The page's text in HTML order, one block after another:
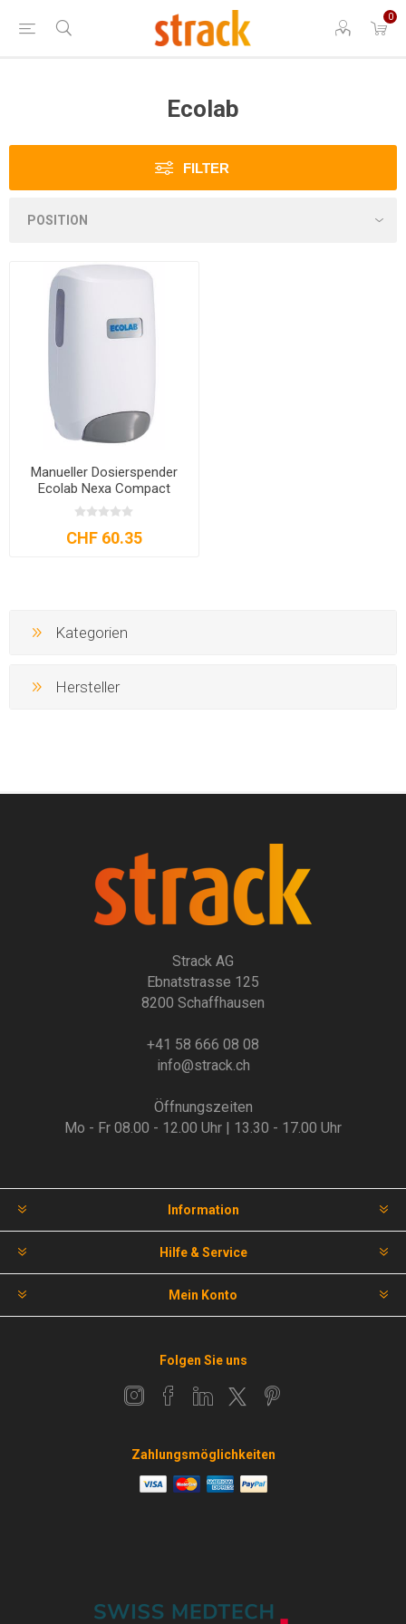
0
Ecolab
FILTER
Manueller Dosierspender
Ecolab Nexa Compact
CHF 60.35
Kategorien
Hersteller
Strack AG
Ebnatstrasse 125
8200 Schaffhausen
+41 58 666 08 08
info@strack.ch
Öffnungszeiten
Mo - Fr 08.00 - 12.00 Uhr | 13.30 - 17.00 Uhr
Information
Hilfe & Service
Mein Konto
Folgen Sie uns
Zahlungsmöglichkeiten